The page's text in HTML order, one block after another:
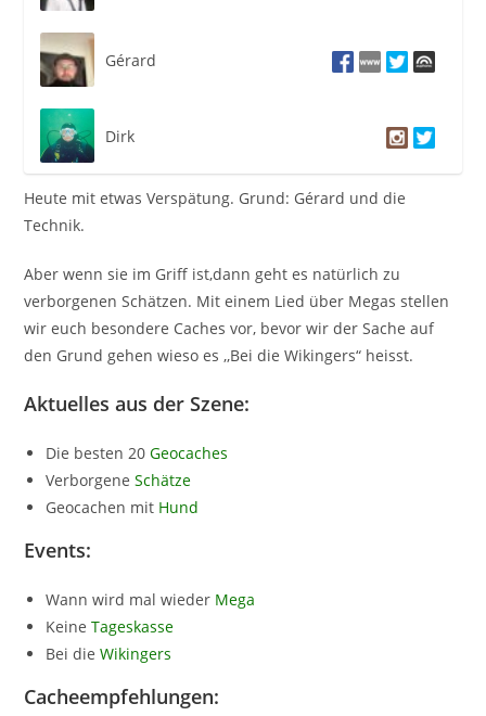
Gérard
Dirk
Heute mit etwas Verspätung. Grund: Gérard und die
Technik.
Aber wenn sie im Griff ist,dann geht es natürlich zu
verborgenen Schätzen. Mit einem Lied über Megas stellen
wir euch besondere Caches vor, bevor wir der Sache auf
den Grund gehen wieso es ,,Bei die Wikingers“ heisst.
Aktuelles aus der Szene:
Die besten 20Geocaches
VerborgeneSchätze
Geocachen mit Hund
Events:
Wann wird mal wieder Mega
KeineTageskasse
Bei dieWikingers
Cacheempfehlungen: